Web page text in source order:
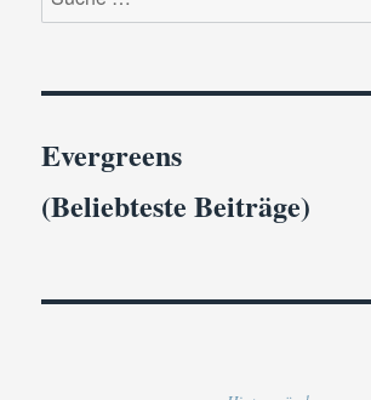
nach:
Evergreens
(Beliebteste Beiträge)